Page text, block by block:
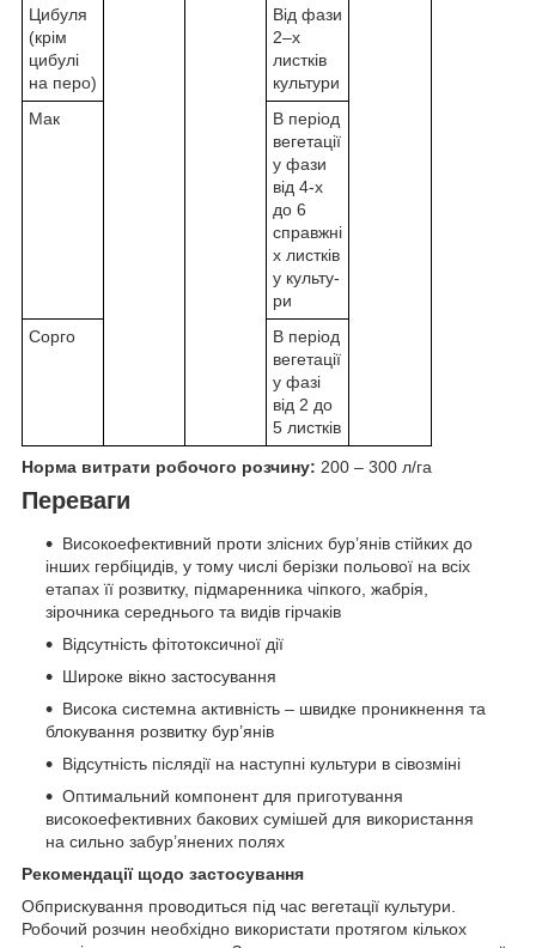
Цибуля
(крім
цибулі
на перо)
Від фази
2–х
листків
культури
Мак
В період
вегетації
у фази
від 4-х
до 6
справжні
х листків
у культу-
ри
Сорго
В період
вегетації
у фазі
від 2 до
5 листків
Норма витрати робочого розчину: 200 – 300 л/га
Переваги
Високоефективний проти злісних бур’янів стійких до
інших гербіцидів, у тому числі берізки польової на всіх
етапах її розвитку, підмаренника чіпкого, жабрія,
зірочника середнього та видів гірчаків
Відсутність фітотоксичної дії
Широке вікно застосування
Висока системна активність – швидке проникнення та
блокування розвитку бур’янів
Відсутність післядії на наступні культури в сівозміні
Оптимальний компонент для приготування
високоефективних бакових сумішей для використання
на сильно забур’янених полях
Рекомендації щодо застосування
Обприскування проводиться під час вегетації культури.
Робочий розчин необхідно використати протягом кількох